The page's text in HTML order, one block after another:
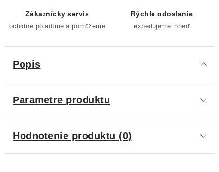
Zákaznícky servis
ochotne poradíme a pomôžeme
Rýchle odoslanie
expedujeme ihneď
Popis
Parametre produktu
Hodnotenie produktu (0)